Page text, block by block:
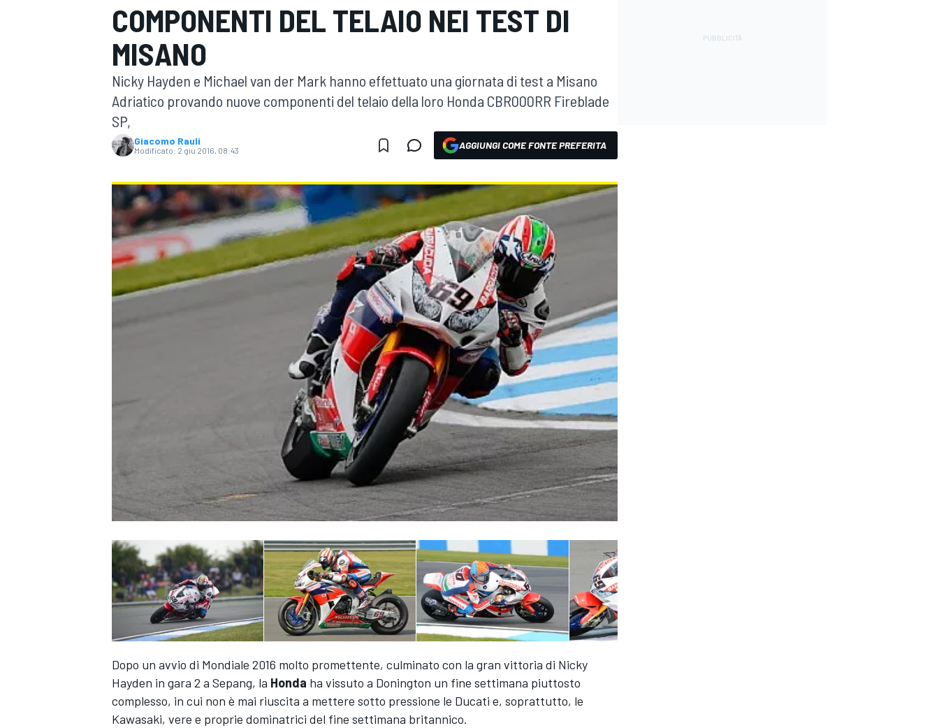
MOTOGP WEC
MONOPOSTO
COMPONENTI DEL TELAIO NEI TEST DI
MISANO
Nicky Hayden e Michael van der Mark hanno effettuato una giornata di test a Misano
Adriatico provando nuove componenti del telaio della loro Honda CBR000RR Fireblade
SP,
Giacomo Rauli
Modificato: 2 giu 2016, 08:43 AGGIUNGI COME FONTE PREFERITA
Dopo un avvio di Mondiale 2016 molto promettente, culminato con la gran vittoria di Nicky
Hayden in gara 2 a Sepang, la Honda ha vissuto a Donington un fine settimana piuttosto
complesso, in cui non è mai riuscita a mettere sotto pressione le Ducati e, soprattutto, le
Kawasaki, vere e proprie dominatrici del fine settimana britannico.